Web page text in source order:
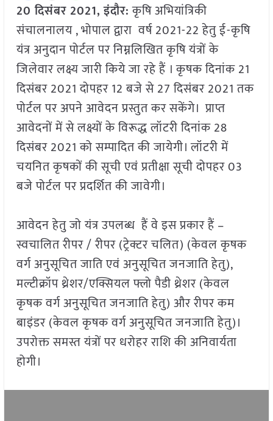
20 दिसंबर 2021,इंदौर:कृषि अभियांत्रिकी
संचालनालय , भोपाल द्वारा वर्ष 2021-22 हेतु ई-कृषि
यंत्र अनुदान पोर्टल पर निम्नलिखित कृषि यंत्रों के
जिलेवार लक्ष्य जारी किये जा रहे हैं । कृषक दिनांक 21
दिसंबर 2021 दोपहर 12 बजे से 27 दिसंबर 2021 तक
पोर्टल पर अपने आवेदन प्रस्तुत कर सकेंगे। प्राप्त
आवेदनों में से लक्ष्यों के विरूद्ध लॉटरी दिनांक 28
दिसंबर 2021 को सम्पादित की जायेगी। लॉटरी में
चयनित कृषकों की सूची एवं प्रतीक्षा सूची दोपहर 03
बजे पोर्टल पर प्रदर्शित की जावेगी।
आवेदन हेतु जो यंत्र उपलब्ध हैं वे इस प्रकार हैं –
स्वचालित रीपर / रीपर (ट्रेक्टर चलित) (केवल कृषक
वर्ग अनुसूचित जाति एवं अनुसूचित जनजाति हेतु),
मल्टीक्रॉप थ्रेशर/एक्सियल फ्लो पैडी थ्रेशर (केवल
कृषक वर्ग अनुसूचित जनजाति हेतु) और रीपर कम
बाइंडर (केवल कृषक वर्ग अनुसूचित जनजाति हेतु)।
उपरोक्त समस्त यंत्रों पर धरोहर राशि की अनिवार्यता
होगी।